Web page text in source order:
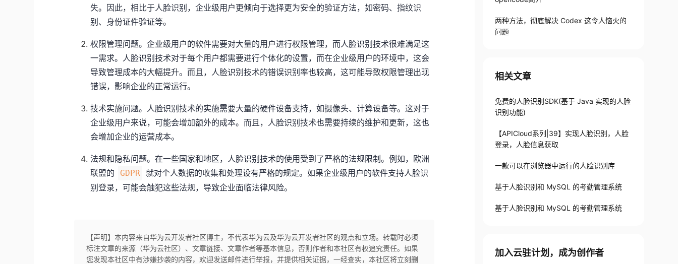
失。因此，相比于人脸识别，企业级用户更倾向于选择更为安全的验证方法，如密码、指纹识
别、身份证件验证等。
权限管理问题。企业级用户的软件需要对大量的用户进行权限管理，而人脸识别技术很难满足这
一需求。人脸识别技术对于每个用户都需要进行个体化的设置，而在企业级用户的环境中，这会
导致管理成本的大幅提升。而且，人脸识别技术的错误识别率也较高，这可能导致权限管理出现
错误，影响企业的正常运行。
技术实施问题。人脸识别技术的实施需要大量的硬件设备支持，如摄像头、计算设备等。这对于
企业级用户来说，可能会增加额外的成本。而且，人脸识别技术也需要持续的维护和更新，这也
会增加企业的运营成本。
法规和隐私问题。在一些国家和地区，人脸识别技术的使用受到了严格的法规限制。例如，欧洲
联盟的
GDPR 就对个人数据的收集和处理设有严格的规定。如果企业级用户的软件支持人脸识
别登录，可能会触犯这些法规，导致企业面临法律风险。
【声明】本内容来自华为云开发者社区博主，不代表华为云及华为云开发者社区的观点和立场。转载时必须
标注文章的来源（华为云社区）、文章链接、文章作者等基本信息，否则作者和本社区有权追究责任。如果
您发现本社区中有涉嫌抄袭的内容，欢迎发送邮件进行举报，并提供相关证据，一经查实，本社区将立刻删
两种方法，彻底解决 Codex 这令人恼火的
问题
相关文章
免费的人脸识别SDK(基于 Java 实现的人脸
识别功能)
【APICloud系列|39】实现人脸识别，人脸
登录，人脸信息获取
一款可以在浏览器中运行的人脸识别库
基于人脸识别和 MySQL 的考勤管理系统
基于人脸识别和 MySQL 的考勤管理系统
加入云驻计划，成为创作者